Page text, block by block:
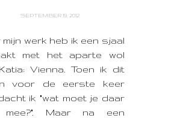
SEPTEMBER 19, 2012
werk heb ik een sjaal
met het aparte wol
Vienna. Toen ik dit
voor de eerste keer
ik "wat moet je daar
mee?". Maar na een